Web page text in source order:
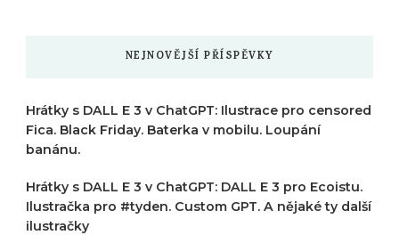
NEJNOVĚJŠÍ PŘÍSPĚVKY
Hrátky s DALL E 3 v ChatGPT: Ilustrace pro censored
Fica. Black Friday. Baterka v mobilu. Loupání
banánu.
Hrátky s DALL E 3 v ChatGPT: DALL E 3 pro Ecoistu.
Ilustračka pro #tyden. Custom GPT. A nějaké ty další
ilustračky